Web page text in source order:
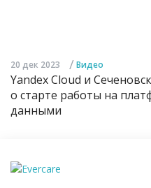
20 дек 2023 / Видео
Yandex Cloud и
о старте работы на
данными